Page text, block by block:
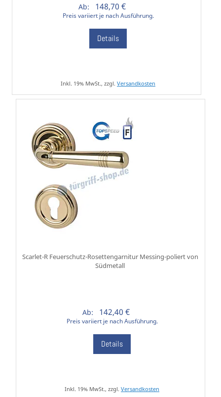
Ab: 148,70 €
Preis variiert je nach Ausführung.
Details
Inkl. 19% MwSt., zzgl. Versandkosten
Scarlet-R Feuerschutz-Rosettengarnitur Messing-poliert von
Südmetall
Ab: 142,40 €
Preis variiert je nach Ausführung.
Details
Inkl. 19% MwSt., zzgl. Versandkosten